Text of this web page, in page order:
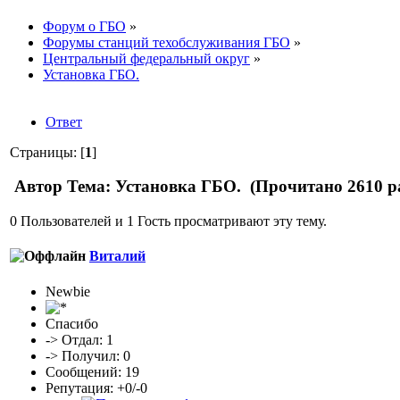
Форум о ГБО »
Форумы станций техобслуживания ГБО »
Центральный федеральный округ »
Установка ГБО.
Ответ
Страницы: [1]
Автор Тема: Установка ГБО. (Прочитано 2610
0 Пользователей и 1 Гость просматривают эту тему.
Виталий
Newbie
Спасибо
-> Отдал: 1
-> Получил: 0
Сообщений: 19
Репутация: +0/-0